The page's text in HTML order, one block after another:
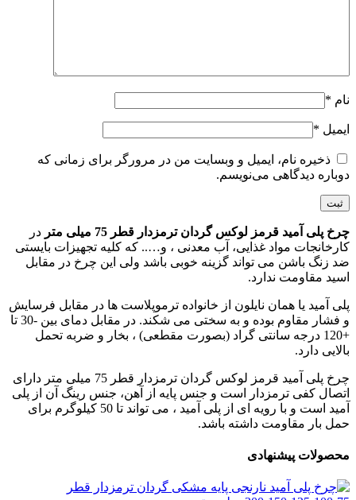
نام *
ایمیل *
ذخیره نام، ایمیل و وبسایت من در مرورگر برای زمانی که
دوباره دیدگاهی می‌نویسم.
چرخ پلی آمید قرمز لوکس گردان ترمزدار قطر 75 میلی متر
در
کارخانجات مواد غذایی، آب معدنی ، و….. که کلیه تجهیزات بایستی
ضد زنگ باشن می تواند گزینه خوبی باشد ولی این چرخ در مقابل
اسید مقاومت ندارد.
پلی آمید یا همان نایلون از خانواده ترموپلاست ها در مقابل فرسایش
و فشار مقاوم بوده و به سختی می شکند. در مقابل دمای بین -30 تا
+120 درجه سانتی گراد (بصورت مقطعی) ، بخار و ضربه تحمل
بالایی دارد.
چرخ پلی آمید قرمز لوکس گردان ترمزدار قطر 75 میلی متر دارای
اتصال کفی ترمزدار است و جنس پایه از آهن، جنس رینگ آن از پلی
آمید است و با رویه ای از پلی آمید ، می تواند تا 50 کیلوگرم برای
حمل بار مقاومت داشته باشد.
محصولات پیشنهادی